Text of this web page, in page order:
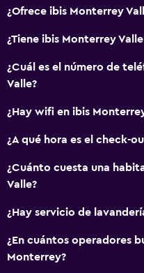
¿Ofrece ibis Monterrey
¿Tiene ibis Monterrey
¿Cuál es el número de
Valle?
¿Hay wifi en ibis
¿A qué hora es el check-
¿Cuánto cuesta una
Valle?
¿Hay servicio de
¿En cuántos operadores
Monterrey?